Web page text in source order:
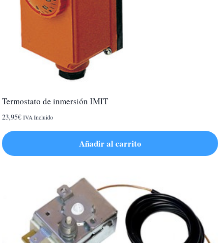
Termostato de inmersión IMIT
23,95€ IVA Incluido
Añadir al carrito